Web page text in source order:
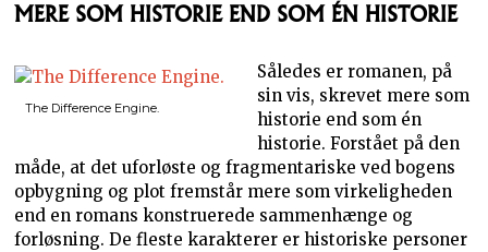
MERE SOM HISTORIE END SOM ÉN HISTORIE
The Difference Engine.
Således er romanen, på
sin vis, skrevet mere som
historie end som én
historie. Forstået på den
måde, at det uforløste og fragmentariske ved bogens
opbygning og plot fremstår mere som virkeligheden
end en romans konstruerede sammenhænge og
forløsning. De fleste karakterer er historiske personer